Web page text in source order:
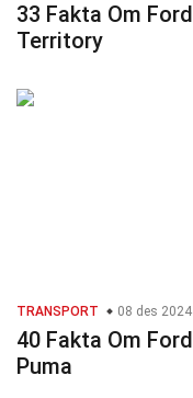
33 Fakta Om Ford
Territory
TRANSPORT 08 des 2024
40 Fakta Om Ford
Puma